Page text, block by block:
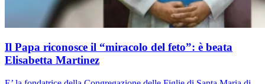
Il Papa riconosce il “miracolo del feto”: è beata
Elisabetta Martinez